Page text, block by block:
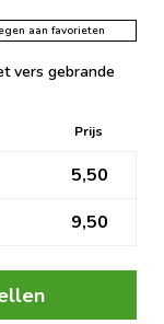
aan favorieten
vers gebrande
Prijs
5,50
9,50